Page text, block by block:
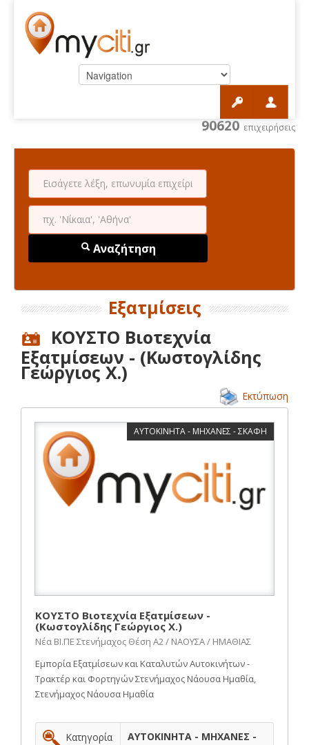
90620 επιχειρήσεις
Αναζήτηση
Εξατμίσεις
ΚΟΥΣΤΟ Βιοτεχνία
Εξατμίσεων - (Κωστογλίδης
Γεώργιος Χ.)
Εκτύπωση
ΑΥΤΟΚΙΝΗΤΑ - ΜΗΧΑΝΕΣ - ΣΚΑΦΗ
ΚΟΥΣΤΟ Βιοτεχνία Εξατμίσεων -
(Κωστογλίδης Γεώργιος Χ.)
Νέα ΒΙ.ΠΕ Στενήμαχος Θέση Α2 / ΝΑΟΥΣΑ / ΗΜΑΘΙΑΣ
Εμπορία Εξατμίσεων και Καταλυτών Αυτοκινήτων -
Τρακτέρ και Φορτηγών Στενήμαχος Νάουσα Ημαθία,
Στενήμαχος Νάουσα Ημαθία
Κατηγορία
ΑΥΤΟΚΙΝΗΤΑ - ΜΗΧΑΝΕΣ -